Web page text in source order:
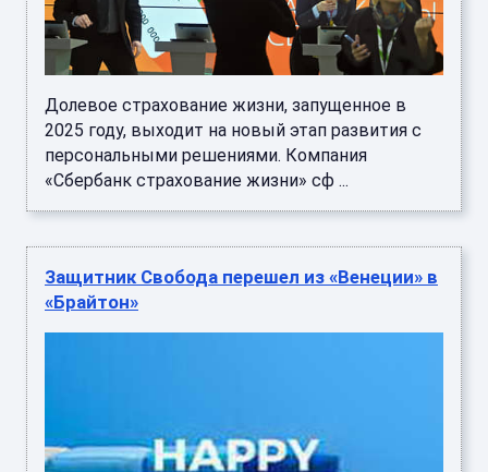
Долевое страхование жизни, запущенное в
2025 году, выходит на новый этап развития с
персональными решениями. Компания
«Сбербанк страхование жизни» сф ...
Защитник Свобода перешел из «Венеции» в
«Брайтон»